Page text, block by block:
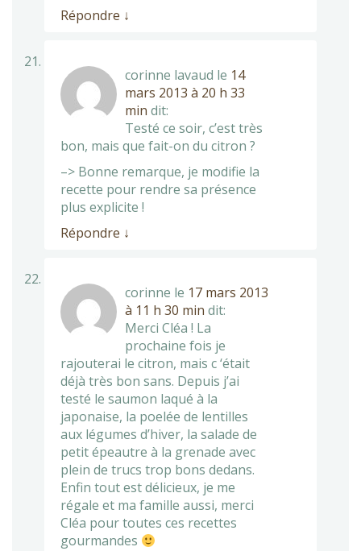
Répondre ↓
corinne lavaud le 14
mars 2013 à 20 h 33
min dit:
Testé ce soir, c’est très
bon, mais que fait-on du citron ?
–> Bonne remarque, je modifie la
recette pour rendre sa présence
plus explicite !
Répondre ↓
corinne le 17 mars 2013
à 11 h 30 min dit:
Merci Cléa ! La
prochaine fois je
rajouterai le citron, mais c ‘était
déjà très bon sans. Depuis j’ai
testé le saumon laqué à la
japonaise, la poelée de lentilles
aux légumes d’hiver, la salade de
petit épeautre à la grenade avec
plein de trucs trop bons dedans.
Enfin tout est délicieux, je me
régale et ma famille aussi, merci
Cléa pour toutes ces recettes
gourmandes